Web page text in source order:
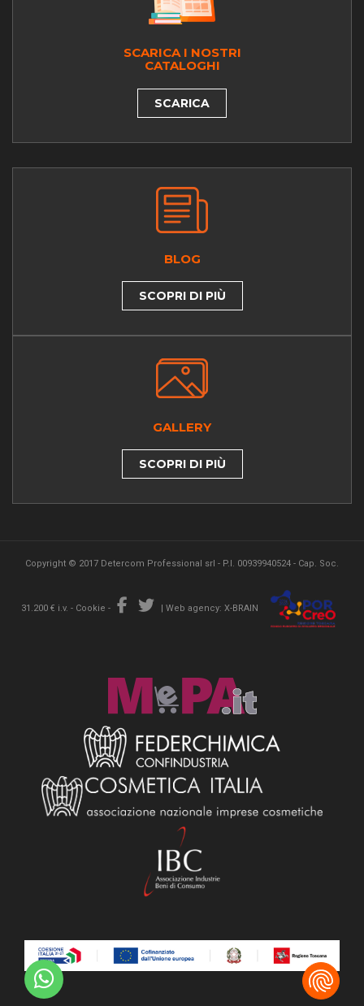
SCARICA I NOSTRI
CATALOGHI
SCARICA
BLOG
SCOPRI DI PIÙ
GALLERY
SCOPRI DI PIÙ
Copyright © 2017 Detercom Professional srl - P.I. 00939940524 - Cap. Soc.
31.200 € i.v. - Cookie - | Web agency: X-BRAIN